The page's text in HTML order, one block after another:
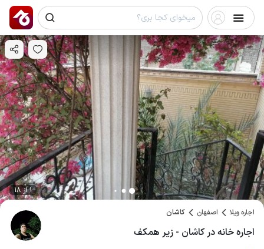
1 از 18
اجاره ویلا اصفهان کاشان
اجاره خانه در کاشان - زیر همکف